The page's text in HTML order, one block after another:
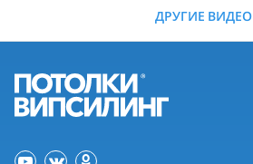
ДРУГИЕ ВИДЕО